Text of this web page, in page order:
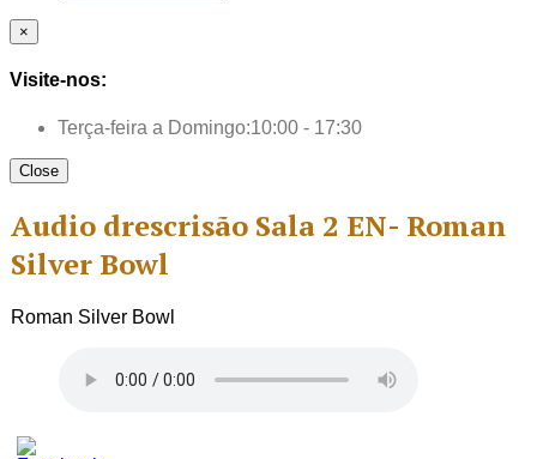
×
Visite-nos:
Terça-feira a Domingo:10:00 - 17:30
Close
Audio drescrisão Sala 2 EN- Roman
Silver Bowl
Roman Silver Bowl